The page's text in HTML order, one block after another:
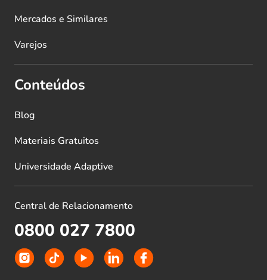
Mercados e Similares
Varejos
Conteúdos
Blog
Materiais Gratuitos
Universidade Adaptive
Central de Relacionamento
0800 027 7800